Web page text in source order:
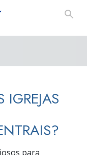
para